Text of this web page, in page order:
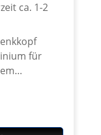
ca. 1-2
für
zähen und